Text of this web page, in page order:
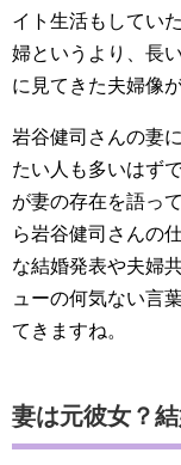
イト生活もしてい
婦というより、長
に見てきた夫婦像
岩谷健司さんの妻
たい人も多いはず
が妻の存在を語っ
ら岩谷健司さんの
な結婚発表や夫婦
ューの何気ない言
てきますね。
妻は元彼女？